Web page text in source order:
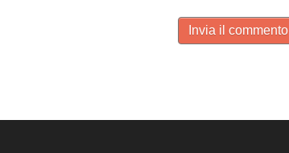
Invia il commento